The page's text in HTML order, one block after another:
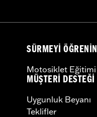
SÜRMEYI ÖĞRENIN
Motosiklet Eğitimi
MÜŞTERI DESTEĞI
Uygunluk Beyanı
Teklifler